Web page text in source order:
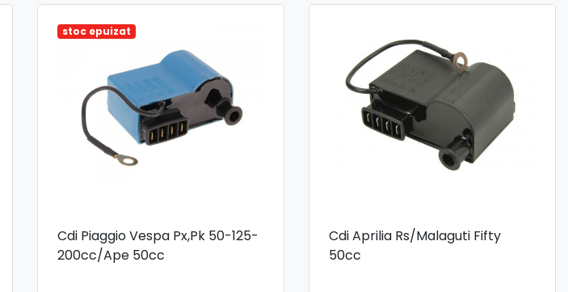
stoc epuizat
Cdi Piaggio Vespa Px,Pk 50-125-
200cc/Ape 50cc
Cdi Aprilia Rs/Malaguti Fifty
50cc